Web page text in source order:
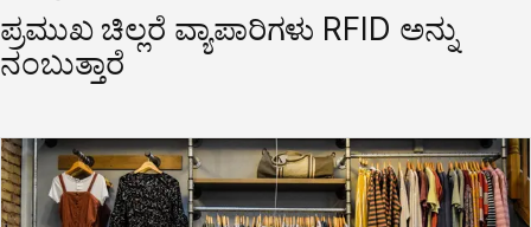
ಪ್ರಮುಖ ಚಿಲ್ಲರೆ ವ್ಯಾಪಾರಿಗಳು RFID ಅನ್ನು
ನಂಬುತ್ತಾರೆ